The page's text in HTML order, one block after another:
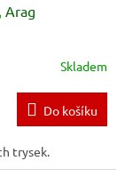
Arag
Skladem
Do košíku
trysek.